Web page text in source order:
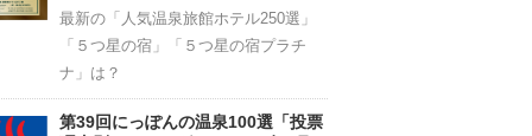
最新の「人気温泉旅館ホテル250選」
「５つ星の宿」「５つ星の宿プラチ
ナ」は？
第39回にっぽんの温泉100選「投票